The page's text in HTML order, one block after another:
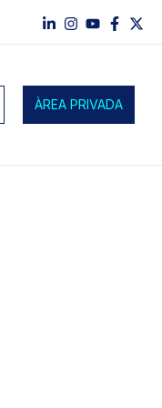
ÀREA PRIVADA